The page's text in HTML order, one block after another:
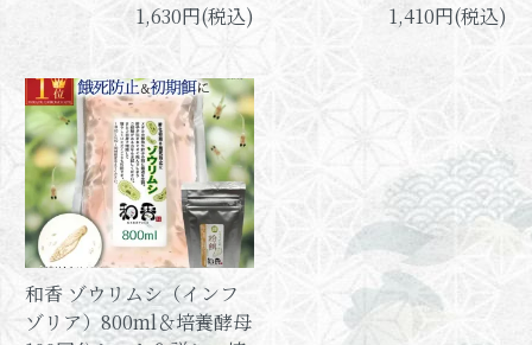
1,630円(税込)
1,410円(税込)
和香 ゾウリムシ（インフ
ゾリア）800ml＆培養酵母